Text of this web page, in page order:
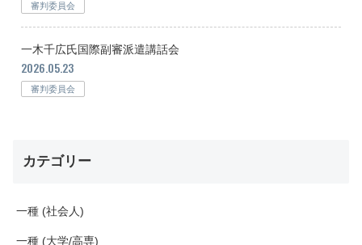
審判委員会
一木千広氏国際副審派遣講話会
2026.05.23
審判委員会
カテゴリー
一種 (社会人)
一種 (大学/高専)